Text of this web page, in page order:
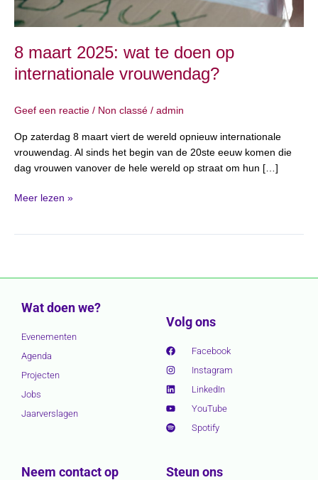
8 maart 2025: wat te doen op
internationale vrouwendag?
Geef een reactie / Non classé / admin
Op zaterdag 8 maart viert de wereld opnieuw internationale
vrouwendag. Al sinds het begin van de 20ste eeuw komen die
dag vrouwen vanover de hele wereld op straat om hun […]
Meer lezen »
Wat doen we?
Evenementen
Agenda
Projecten
Jobs
Jaarverslagen
Volg ons
Facebook
Instagram
LinkedIn
YouTube
Spotify
Neem contact op Steun ons